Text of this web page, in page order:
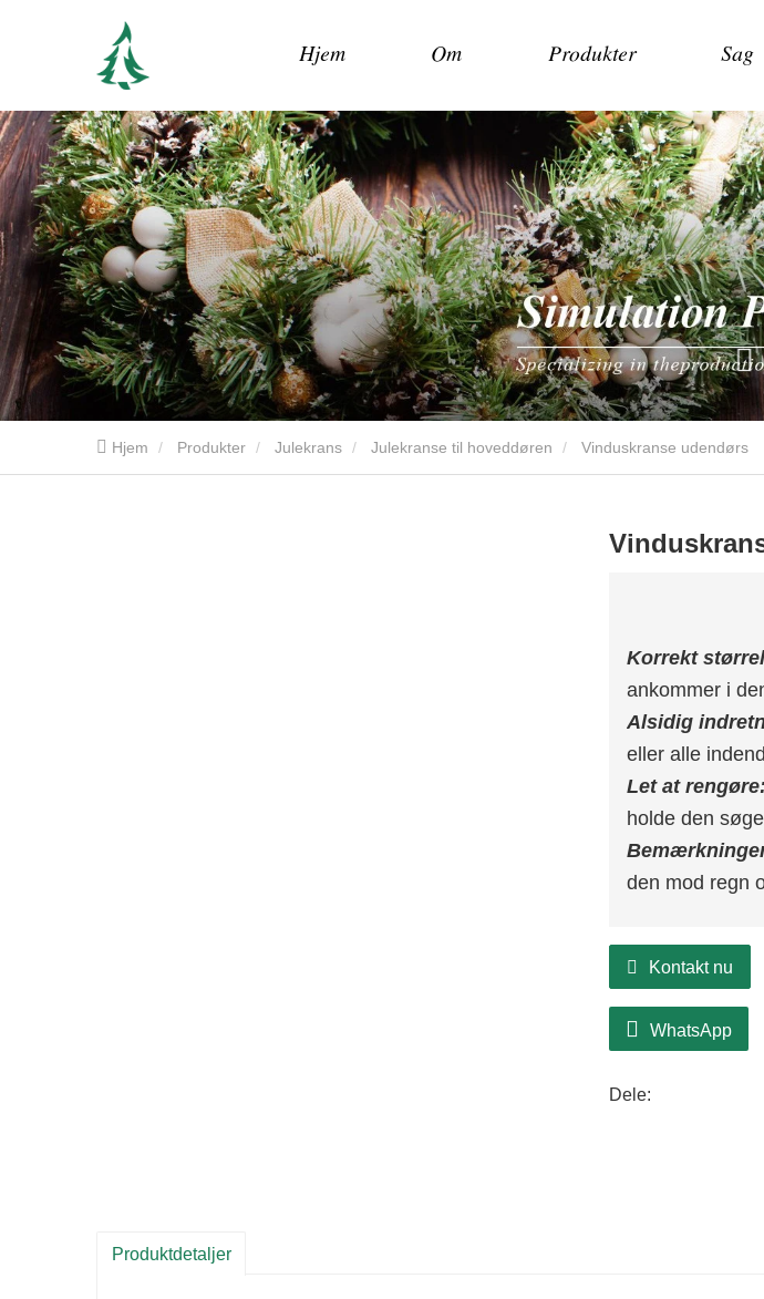
Hjem Om Produkter Sag
Hjem Produkter Julekrans Julekranse til hoveddøren Vinduskranse udendørs
Korrekt
ankommer i
Alsidig
eller alle
Let at rengøre:
holde den
den mod regn
Kontakt nu
WhatsApp
Dele:
Produktdetaljer